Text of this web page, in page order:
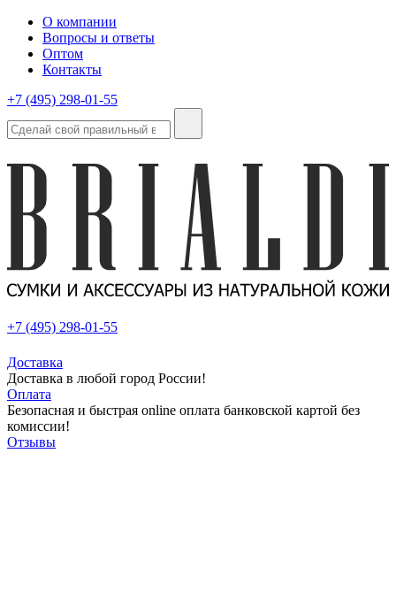
О компании
Вопросы и ответы
Оптом
Контакты
+7 (495) 298-01-55
+7 (495) 298-01-55
Доставка
Доставка в любой город России!
Оплата
Безопасная и быстрая online оплата банковской картой без
комиссии!
Отзывы